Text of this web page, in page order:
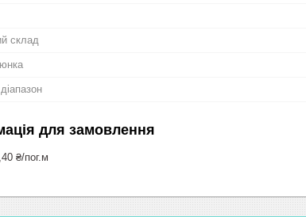
склад
для замовлення
₴/пог.м